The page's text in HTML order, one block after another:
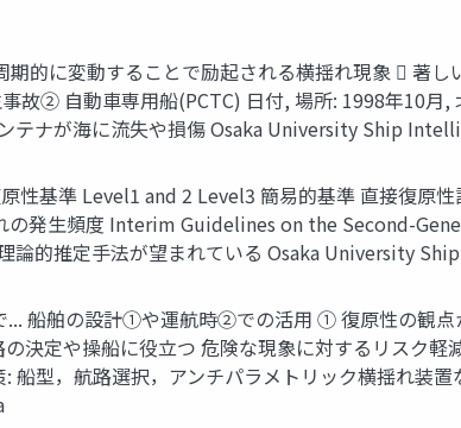
的に変動することで励起される横揺れ現象  著
故② ⾃動⾞専⽤船(PCTC) ⽇付, 場所: 1998年10⽉,
テナが海に流失や損傷 Osaka University Ship
性基準 Level1 and 2 Level3 簡易的基準 直接復
の発⽣頻度 Interim Guidelines on the Second-
論的推定⼿法が望まれている Osaka University
... 船舶の設計➀や運航時②での活⽤ ① 復原性の観
決定や操船に役⽴つ 危険な現象に対するリスク
船型，航路選択，アンチパラメトリック横揺れ装